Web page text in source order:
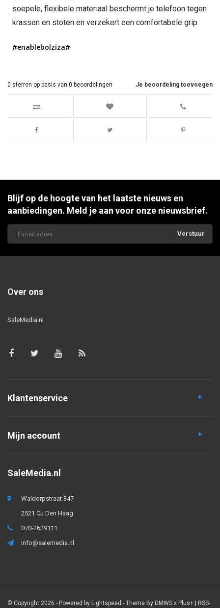
soepele, flexibele materiaal beschermt je telefoon tegen
krassen en stoten en verzekert een comfortabele grip
#enablebolziza#
Je beoordeling toevoegen
0 sterren op basis van 0 beoordelingen
Blijf op de hoogte van het laatste nieuws en
aanbiedingen. Meld je aan voor onze nieuwsbrief.
Verstuur
Over ons
SaleMedia.nl
Klantenservice
Mijn account
SaleMedia.nl
Waldorpstraat 347
2521 CJ Den Haag
070-2629111
info@salemedia.nl
© Copyright 2026 - Powered by Lightspeed - Theme By DMWS x Plus+ RSS-